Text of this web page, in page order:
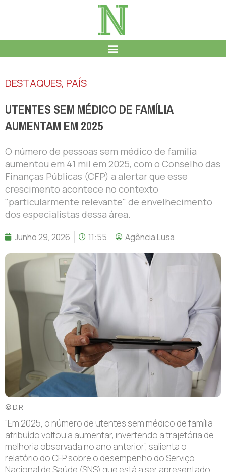
DESTAQUES, PAÍS
UTENTES SEM MÉDICO DE FAMÍLIA
AUMENTAM EM 2025
O número de pessoas sem médico de família
aumentou em 41 mil em 2025, com o Conselho das
Finanças Públicas (CFP) a alertar que esse
crescimento acontece no contexto
"particularmente relevante" de envelhecimento
dos especialistas dessa área.
Junho 29, 2026 11:55 Agência Lusa
© D.R
“Em 2025, o número de utentes sem médico de família
atribuído voltou a aumentar, invertendo a trajetória de
melhoria observada no ano anterior”, salienta o
relatório do CFP sobre o desempenho do Serviço